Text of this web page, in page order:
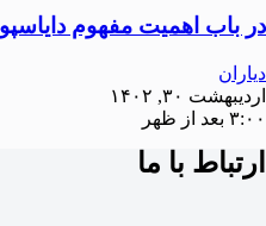
در باب اهمیت مفهوم
دیاران
اردیبهشت ۳۰, ۱۴۰۲
۳:۰۰ بعد از ظهر
ارتباط با ما